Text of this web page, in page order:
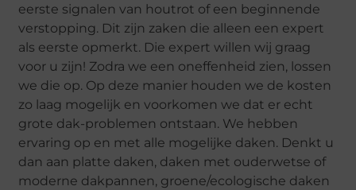
eerste signalen van houtrot of een beginnende
verstopping. Dit zijn zaken die alleen een expert
als eerste opmerkt. Die expert willen wij graag
voor u zijn! Zodra we een oneffenheid zien, lossen
we die op. Op deze manier houden we de kosten
zo laag mogelijk en voorkomen we dat er echt
grote dak-problemen ontstaan. We hebben
ervaring op en met alle mogelijke daken. Denkt u
dan aan platte daken, daken met ouderwetse of
moderne dakpannen, groene/ecologische daken